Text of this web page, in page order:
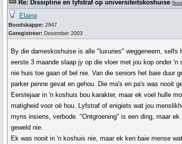
Re: Dissipline en lyfstraf op universiteitskoshuise [
Elaine
Boodskappe: 2947
Geregistreer: Desember 2003
By die dameskoshuise is alle "luxuries" weggeneem, selfs
eerste 3 maande slaap jy op die vloer met jou kop onder 'n
nie huis toe gaan of bel nie. Van die seniors het baie duur
parker penne gevat en gehou. Die ma's en pa's was nooit
Eerstejaar in 'n koshuis bou karakter, maar ek voel hulle
matigheid voor oë hou. Lyfstraf of enigiets wat jou
myns insiens, verbode. "Ontgroening" is een ding, maar
geweld nie.
Ek was nooit in 'n koshuis nie, maar ek ken baie mense